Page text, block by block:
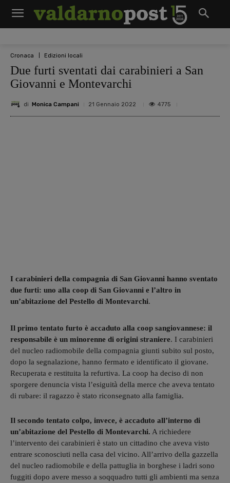
Cronaca Edizioni locali
Due furti sventati dai carabinieri a San
Giovanni e Montevarchi
di Monica Campani 21 Gennaio 2022 4775
I carabinieri della compagnia di San Giovanni hanno sventato
due furti: uno alla coop di San Giovanni e l’altro in
un’abitazione del Pestello di Montevarchi.
Il primo tentato furto è accaduto alla coop sangiovannese: il
responsabile è un minorenne di origini straniere. I carabinieri
del nucleo radiomobile della compagnia giunti subito sul posto,
dopo la segnalazione, hanno fermato e identificato il giovane.
Recuperata e restituita la refurtiva. La coop ha deciso di non
sporgere denuncia vista l’esiguità della merce che aveva tentato
di rubare: il ragazzo è stato riconsegnato alla famiglia.
Il secondo tentato colpo, invece, è accaduto all’interno di
un’abitazione del Pestello di Montevarchi. A richiedere
l’intervento dei carabinieri è stato un cittadino che aveva visto
entrare sconosciuti nella casa del vicino. All’arrivo della gazzella
del nucleo radiomobile e della pattuglia in borghese i ladri sono
fuggiti dopo avere messo a soqquadro tutti gli ambienti ma senza